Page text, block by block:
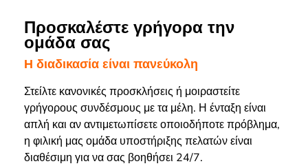
Προσκαλέστε γρήγορα την
ομάδα σας
Η διαδικασία είναι πανεύκολη
Στείλτε κανονικές προσκλήσεις ή μοιραστείτε
γρήγορους συνδέσμους με τα μέλη. Η ένταξη είναι
απλή και αν αντιμετωπίσετε οποιοδήποτε πρόβλημα,
η φιλική μας ομάδα υποστήριξης πελατών είναι
διαθέσιμη για να σας βοηθήσει 24/7.